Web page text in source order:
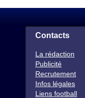
Contacts
La rédaction
Publicité
Recrutement
Infos légales
Liens football